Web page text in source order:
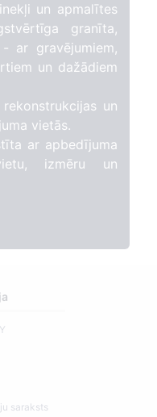
un apmalītes
granīta,
ar gravējumiem,
un dažādiem
un
vietās.
ar apbedījuma
izmēru un
saraksts